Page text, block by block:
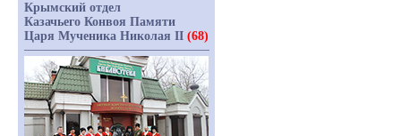
Крымский отдел
Казачьего Конвоя Памяти
Царя Мученика Николая II (68)